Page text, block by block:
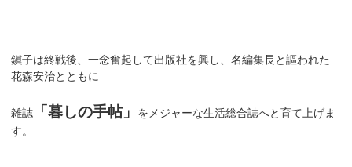
鎭子は終戦後、一念奮起して出版社を興し、名編集長と謳われた
花森安治とともに
雑誌 「暮しの手帖」
をメジャーな生活総合誌へと育て上げま
す。